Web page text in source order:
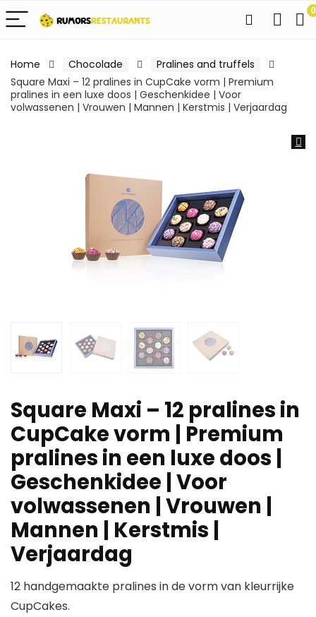
0
Home Chocolade
Pralines and truffels
Square Maxi – 12 pralines in CupCake vorm | Premium
pralines in een luxe doos | Geschenkidee | Voor
volwassenen | Vrouwen | Mannen | Kerstmis | Verjaardag
Square Maxi – 12 pralines in
CupCake vorm | Premium
pralines in een luxe doos |
Geschenkidee | Voor
volwassenen | Vrouwen |
Mannen | Kerstmis |
Verjaardag
12 handgemaakte pralines in de vorm van kleurrijke
CupCakes.